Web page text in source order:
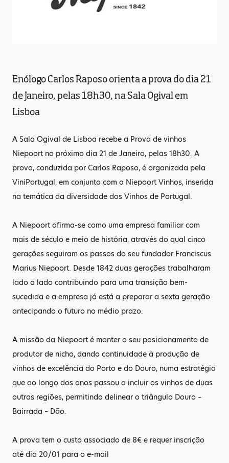
Enólogo Carlos Raposo orienta a prova do dia 21
de Janeiro, pelas 18h30, na Sala Ogival em
Lisboa
A Sala Ogival de Lisboa recebe a Prova de vinhos
Niepoort no próximo dia 21 de Janeiro, pelas 18h30. A
prova, conduzida por Carlos Raposo, é organizada pela
ViniPortugal, em conjunto com a Niepoort Vinhos, inserida
na temática da diversidade dos Vinhos de Portugal.
A Niepoort afirma-se como uma empresa familiar com
mais de século e meio de história, através do qual cinco
gerações seguiram os passos do seu fundador Franciscus
Marius Niepoort. Desde 1842 duas gerações trabalharam
lado a lado contribuindo para uma transição bem-
sucedida e a empresa já está a preparar a sexta geração
antecipando o futuro no médio prazo.
A missão da Niepoort é manter o seu posicionamento de
produtor de nicho, dando continuidade à produção de
vinhos de excelência do Porto e do Douro, numa estratégia
que ao longo dos anos passou a incluir os vinhos de duas
outras regiões, permitindo delinear o triângulo Douro –
Bairrada – Dão.
A prova tem o custo associado de 8€ e requer inscrição
até dia 20/01 para o e-mail